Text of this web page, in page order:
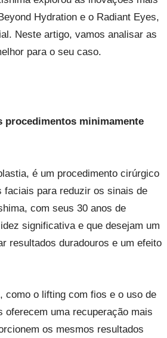
Hydration e o Radiant Eyes,
Neste artigo, vamos analisar as
para o seu caso.
minimamente
é um procedimento cirúrgico
faciais para reduzir os sinais de
com seus 30 anos de
significativa e que desejam um
resultados duradouros e um efeito
como o lifting com fios e o uso de
oferecem uma recuperação mais
os mesmos resultados